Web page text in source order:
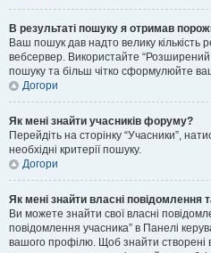
В результаті пошуку я отримав
Ваш пошук дав надто велику кількість
вебсервер. Використайте
пошуку та більш чітко сформулюйте
Догори
Як мені знайти учасників форуму?
Перейдіть на сторінку “Учасники”,
необхідні критерії пошуку.
Догори
Як мені знайти власні повідомлення
Ви можете знайти свої власні
повідомлення учасника” в Панелі
вашого профілю. Щоб знайти створені